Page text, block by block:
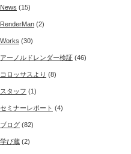
News (15)
RenderMan (2)
Works (30)
アーノルドレンダー検証 (46)
コロッサスより (8)
スタッフ (1)
セミナーレポート (4)
ブログ (82)
学び蔵 (2)